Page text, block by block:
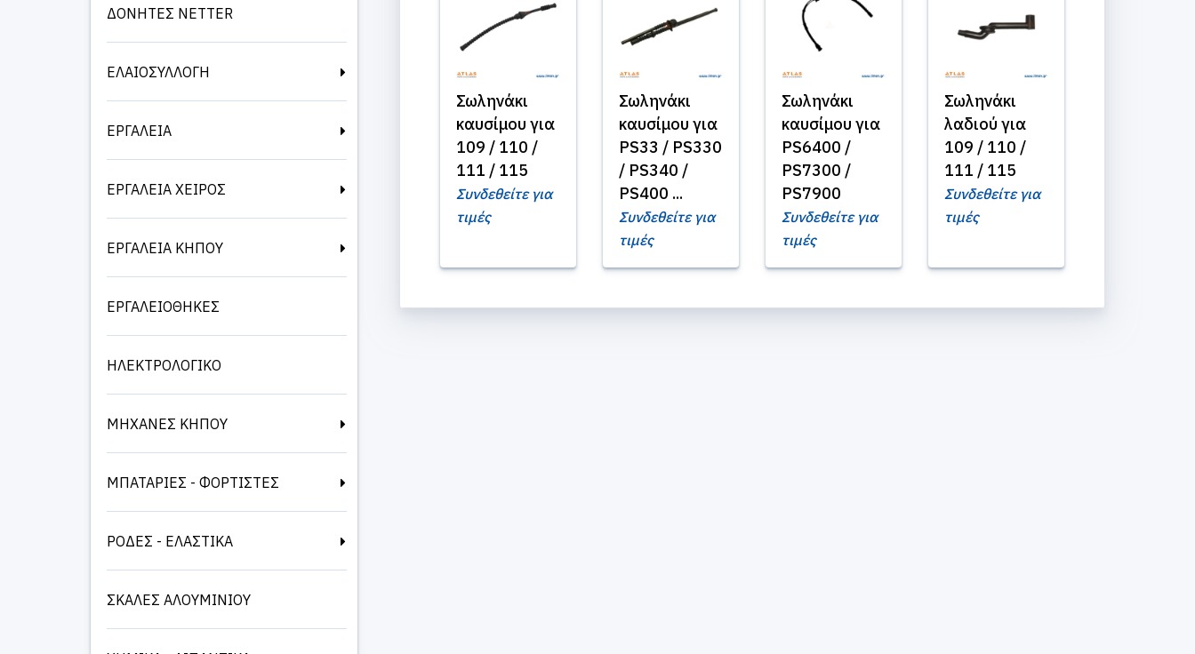
ΔΟΝΗΤΕΣ NETTER
ΕΛΑΙΟΣΥΛΛΟΓΗ
ΕΡΓΑΛΕΙΑ
ΕΡΓΑΛΕΙΑ ΧΕΙΡΟΣ
ΕΡΓΑΛΕΙΑ ΚΗΠΟΥ
ΕΡΓΑΛΕΙΟΘΗΚΕΣ
ΗΛΕΚΤΡΟΛΟΓΙΚΟ
ΜΗΧΑΝΕΣ ΚΗΠΟΥ
ΜΠΑΤΑΡΙΕΣ - ΦΟΡΤΙΣΤΕΣ
ΡΟΔΕΣ - ΕΛΑΣΤΙΚΑ
ΣΚΑΛΕΣ ΑΛΟΥΜΙΝΙΟΥ
Σωληνάκι
καυσίμου για
109 / 110 /
111 / 115
Συνδεθείτε για
τιμές
Σωληνάκι
καυσίμου για
PS33 / PS330
/ PS340 /
PS400 ...
Συνδεθείτε για
τιμές
Σωληνάκι
καυσίμου για
PS6400 /
PS7300 /
PS7900
Συνδεθείτε για
τιμές
Σωληνάκι
λαδιού για
109 / 110 /
111 / 115
Συνδεθείτε για
τιμές